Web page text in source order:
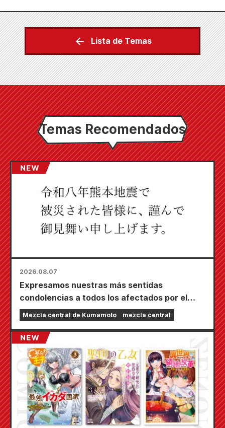
Lista de Temas
Temas Recomendados
2026.08.07
Expresamos nuestras más sentidas
condolencias a todos los afectados por el
terremoto de Kumamoto de 2026.
Mezcla central de Kumamoto mezcla central